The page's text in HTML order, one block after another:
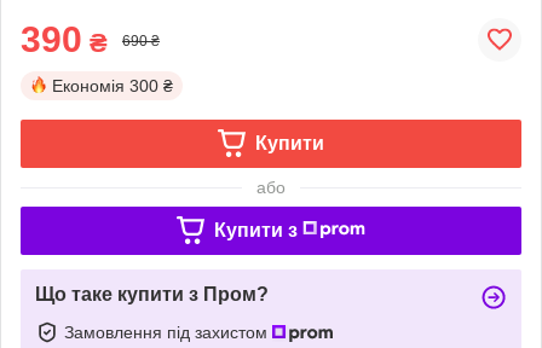
390 ₴ 690 ₴
Економія 300 ₴
Купити
або
Купити з
Що таке купити з Пром?
Замовлення під захистом